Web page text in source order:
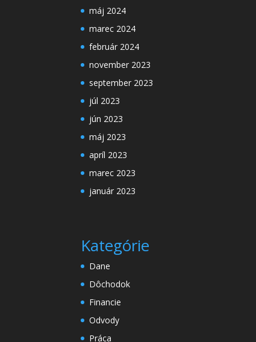
máj 2024
marec 2024
február 2024
november 2023
september 2023
júl 2023
jún 2023
máj 2023
apríl 2023
marec 2023
január 2023
Kategórie
Dane
Dôchodok
Financie
Odvody
Práca